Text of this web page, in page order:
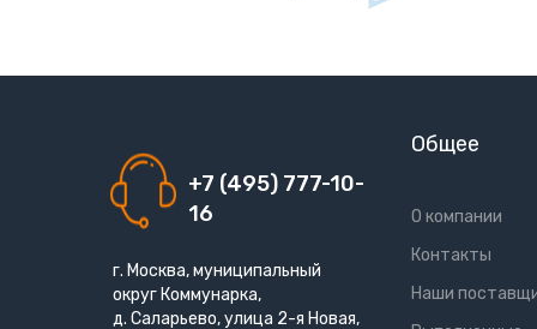
+7 (495) 777-10-
16
г. Москва, муниципальный
округ Коммунарка,
д. Саларьево, улица 2-я Новая,
Общее
О компании
Контакты
Наши